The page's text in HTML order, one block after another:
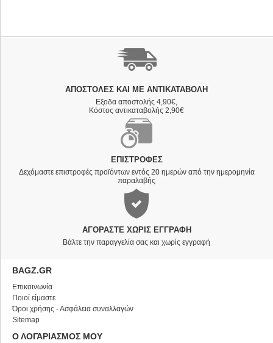
ΑΠΟΣΤΟΛΈΣ ΚΑΙ ΜΕ ΑΝΤΙΚΑΤΑΒΟΛΗ
Εξοδα αποστολής 4,90€,
Κόστος αντικαταβολής 2,90€
ΕΠΙΣΤΡΟΦΈΣ
Δεχόμαστε επιστροφές προϊόντων εντός 20 ημερών από την ημερομηνία
παραλαβής
ΑΓΟΡΆΣΤΕ ΧΩΡΊΣ ΕΓΓΡΑΦΉ
Βάλτε την παραγγελία σας και χωρίς εγγραφή
BAGZ.GR
Επικοινωνία
Ποιοί είμαστε
Όροι χρήσης - Ασφάλεια συναλλαγών
Sitemap
Ο ΛΟΓΑΡΙΑΣΜΟΣ ΜΟΥ